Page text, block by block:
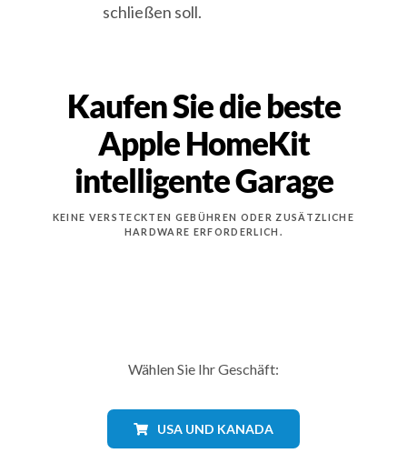
schließen soll.
Kaufen Sie die beste
Apple HomeKit
intelligente Garage
KEINE VERSTECKTEN GEBÜHREN ODER ZUSÄTZLICHE
HARDWARE ERFORDERLICH.
Wählen Sie Ihr Geschäft:
USA UND KANADA